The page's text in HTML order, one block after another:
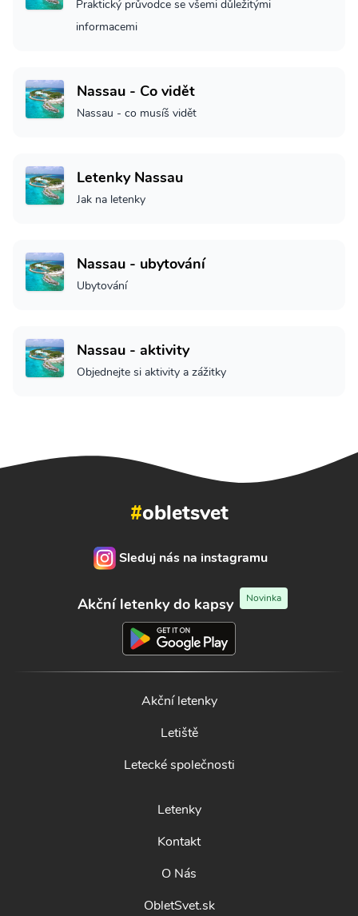
Praktický průvodce se všemi důležitými
informacemi
Nassau - Co vidět
Nassau - co musíš vidět
Letenky Nassau
Jak na letenky
Nassau - ubytování
Ubytování
Nassau - aktivity
Objednejte si aktivity a zážitky
#obletsvet
Sleduj nás na instagramu
Akční letenky do kapsy Novinka
Akční letenky
Letiště
Letecké společnosti
Letenky
Kontakt
O Nás
ObletSvet.sk